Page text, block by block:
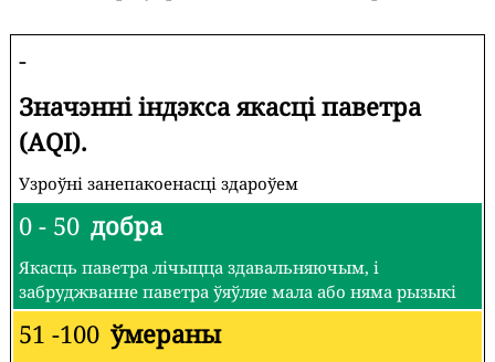
-
Значэнні індэкса якасці паветра
(AQI).
Узроўні занепакоенасці здароўем
0 - 50 добра
Якасць паветра лічыцца здавальняючым, і
забруджванне паветра ўяўляе мала або няма рызыкі
51 -100 ўмераны